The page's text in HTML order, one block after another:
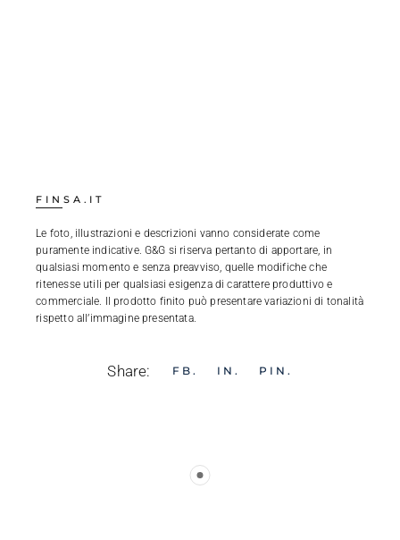
FINSA.IT
Le foto, illustrazioni e descrizioni vanno considerate come
puramente indicative. G&G si riserva pertanto di apportare, in
qualsiasi momento e senza preavviso, quelle modifiche che
ritenesse utili per qualsiasi esigenza di carattere produttivo e
commerciale. Il prodotto finito può presentare variazioni di tonalità
rispetto all’immagine presentata.
Share: FB IN PIN